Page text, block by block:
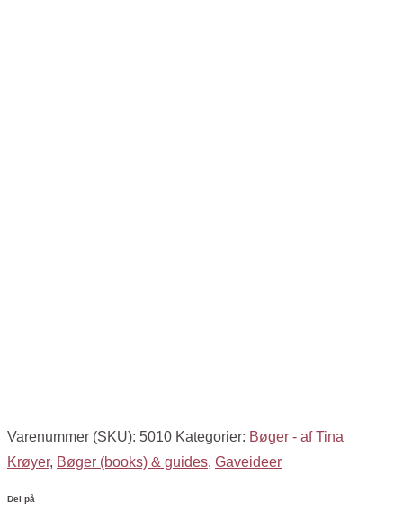
Varenummer (SKU): 5010 Kategorier: Bøger - af Tina
Krøyer, Bøger (books) & guides, Gaveideer
Del på